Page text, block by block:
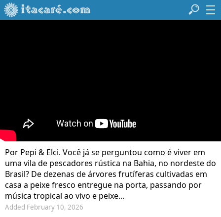
Por Pepi & Elci. Você já se perguntou como é viver em
uma vila de pescadores rústica na Bahia, no nordeste do
Brasil? De dezenas de árvores frutíferas cultivadas em
casa a peixe fresco entregue na porta, passando por
música tropical ao vivo e peixe...
Added February 10, 2026